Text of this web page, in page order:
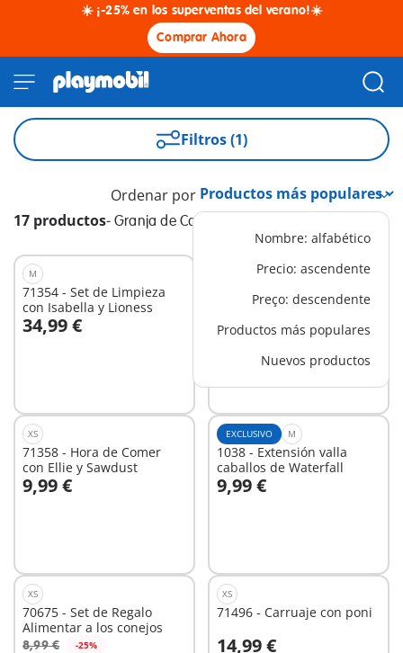
☀️ ¡-25% en los superventas del verano!☀️
Comprar Ahora
Filtros (1)
17 productos- Granja de Caballos
Ordenar por
Nombre: alfabético
Precio: ascendente
Preço: descendente
Productos más populares
Nuevos productos
M
71354 - Set de Limpieza
con Isabella y Lioness
34,99 €
A la cesta
71470 - Excursión a
caballo
19,99 €
A la cesta
XS
71358 - Hora de Comer
con Ellie y Sawdust
9,99 €
A la cesta
EXCLUSIVO M
1038 - Extensión valla
caballos de Waterfall
9,99 €
A la cesta
XS
70675 - Set de Regalo
Alimentar a los conejos
8,99 € -25%
XS
71496 - Carruaje con poni
14,99 €